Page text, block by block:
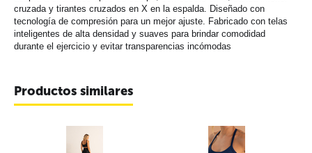
cruzada y tirantes cruzados en X en la espalda. Diseñado con
tecnología de compresión para un mejor ajuste. Fabricado con telas
inteligentes de alta densidad y suaves para brindar comodidad
durante el ejercicio y evitar transparencias incómodas
Productos similares